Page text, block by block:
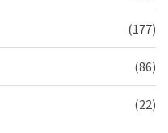
(177)
(86)
(22)